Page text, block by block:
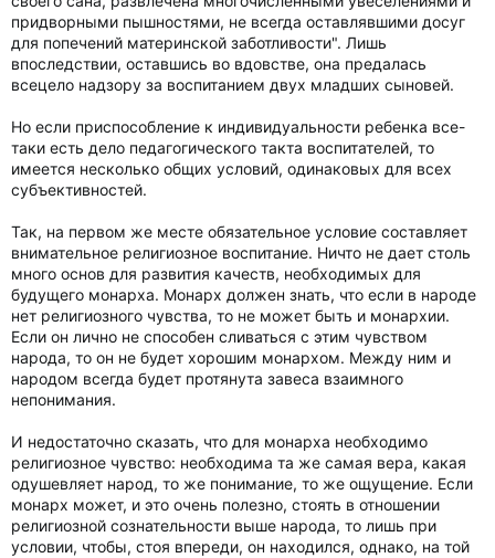
придворными пышностями, не всегда оставлявшими досуг
для попечений материнской заботливости". Лишь
впоследствии, оставшись во вдовстве, она предалась
всецело надзору за воспитанием двух младших сыновей.
Но если приспособление к индивидуальности ребенка все-
таки есть дело педагогического такта воспитателей, то
имеется несколько общих условий, одинаковых для всех
субъективностей.
Так, на первом же месте обязательное условие составляет
внимательное религиозное воспитание. Ничто не дает столь
много основ для развития качеств, необходимых для
будущего монарха. Монарх должен знать, что если в народе
нет религиозного чувства, то не может быть и монархии.
Если он лично не способен сливаться с этим чувством
народа, то он не будет хорошим монархом. Между ним и
народом всегда будет протянута завеса взаимного
непонимания.
И недостаточно сказать, что для монарха необходимо
религиозное чувство: необходима та же самая вера, какая
одушевляет народ, то же понимание, то же ощущение. Если
монарх может, и это очень полезно, стоять в отношении
религиозной сознательности выше народа, то лишь при
условии, чтобы, стоя впереди, он находился, однако, на той